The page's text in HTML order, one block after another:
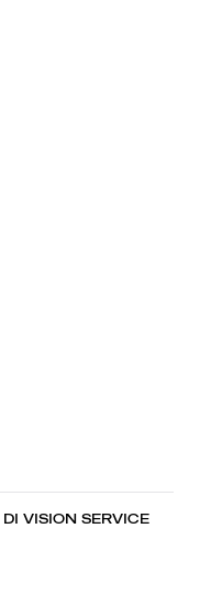
VISION SERVICE